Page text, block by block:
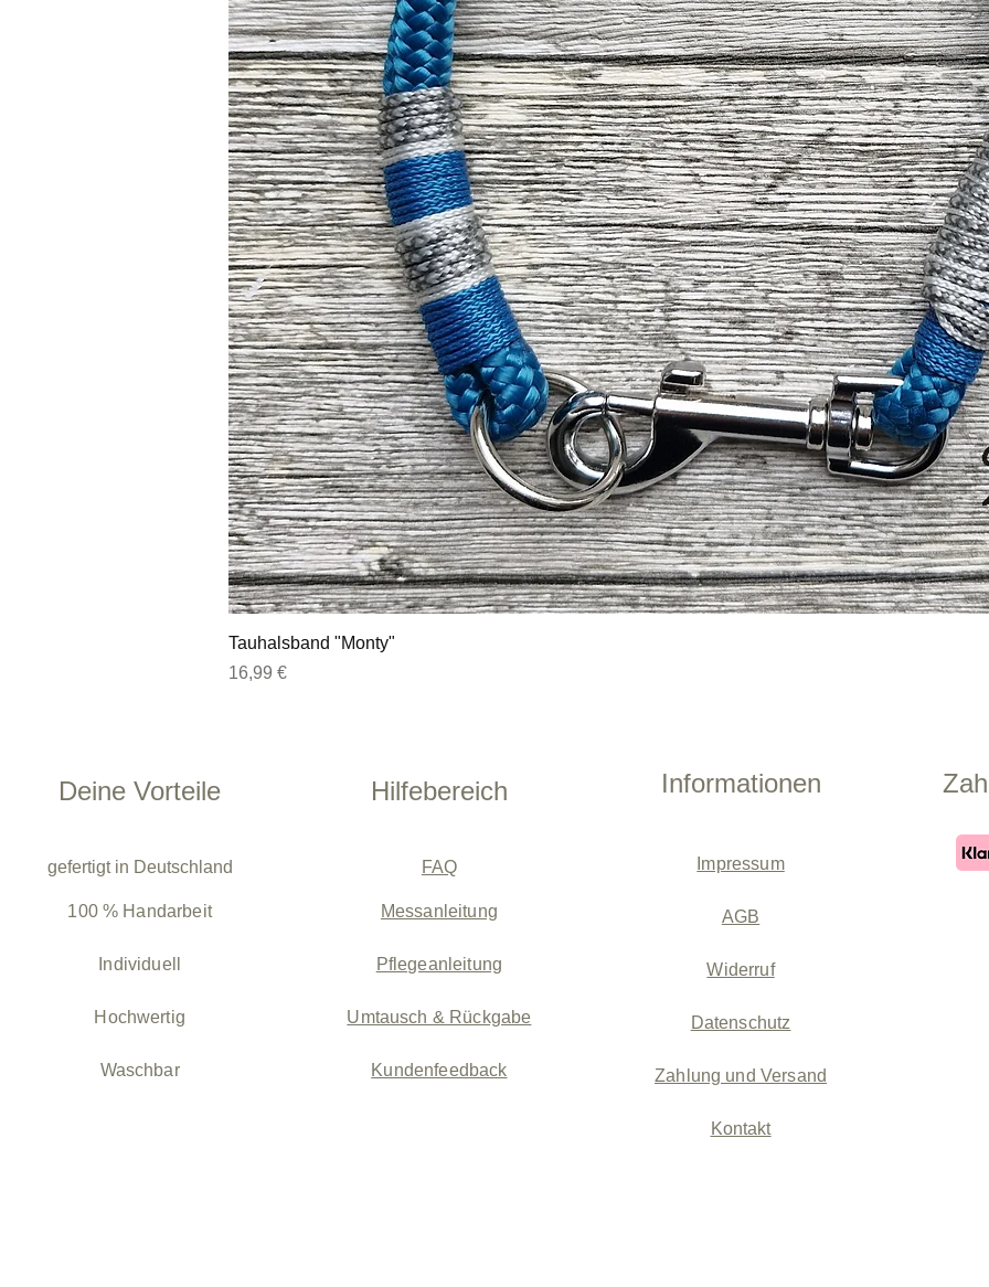
Tauhalsband "Monty"
Preis
16,99 €
Deine Vorteile
gefertigt in Deutschland
100 % Handarbeit
Individuell
Hochwertig
Waschbar
Hilfebereich
FAQ
Messanleitung
Pflegeanleitung
Umtausch & Rückgabe
Kundenfeedback
Informationen
Impressum
AGB
Widerruf
Datenschutz
Zahlung und Versand
Kontakt